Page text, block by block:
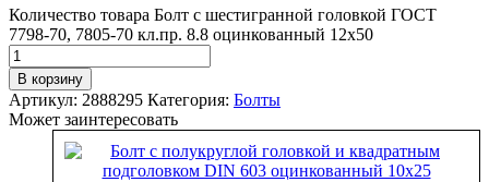
Количество товара Болт с шестигранной головкой ГОСТ
7798-70, 7805-70 кл.пр. 8.8 оцинкованный 12x50
В корзину
Артикул: 2888295 Категория: Болты
Может заинтересовать